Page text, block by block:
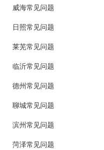
威海常见问题
日照常见问题
莱芜常见问题
临沂常见问题
德州常见问题
聊城常见问题
滨州常见问题
菏泽常见问题